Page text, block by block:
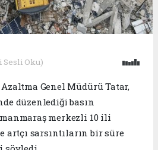
Sesli Oku)
Azaltma Genel Müdürü Tatar,
düzenlediği basın
merkezli 10 ili
artçı sarsıntıların bir süre